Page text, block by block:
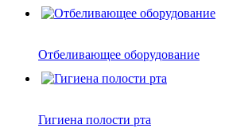
Отбеливающее оборудование
Гигиена полости рта